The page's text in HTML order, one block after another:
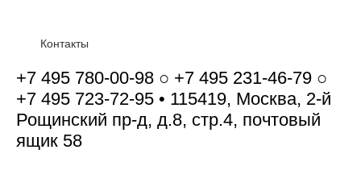
Контакты
+7 495 780-00-98 ○ +7 495 231-46-79 ○
+7 495 723-72-95 • 115419, Москва, 2-й
Рощинский пр-д, д.8, стр.4, почтовый
ящик 58